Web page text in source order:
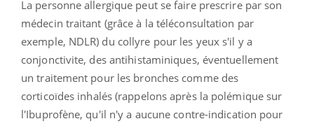
La personne allergique peut se faire prescrire par son
médecin traitant (grâce à la téléconsultation par
exemple, NDLR) du collyre pour les yeux s'il y a
conjonctivite, des antihistaminiques, éventuellement
un traitement pour les bronches comme des
corticoïdes inhalés (rappelons après la polémique sur
l'Ibuprofène, qu'il n'y a aucune contre-indication pour